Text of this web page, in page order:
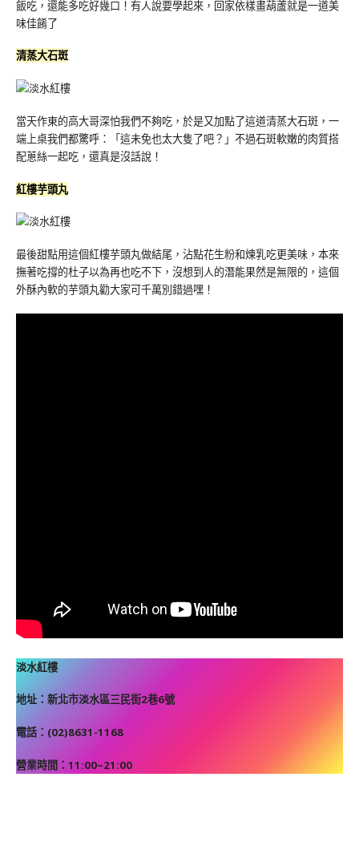
飯吃，還能多吃好幾口！有人說要學起來，回家依樣畫葫蘆就是一道美
味佳餚了
清蒸大石斑
當天作東的高大哥深怕我們不夠吃，於是又加點了這道清蒸大石斑，一
端上桌我們都驚呼：「這未免也太大隻了吧？」不過石斑軟嫩的肉質搭
配蔥絲一起吃，還真是沒話說！
紅樓芋頭丸
最後甜點用這個紅樓芋頭丸做結尾，沾點花生粉和煉乳吃更美味，本來
撫著吃撐的杜子以為再也吃不下，沒想到人的潛能果然是無限的，這個
外酥內軟的芋頭丸勸大家可千萬別錯過嘿！
淡水紅樓
地址：新北市淡水區三民街2巷6號
電話：(02)8631-1168
營業時間：11:00~21:00